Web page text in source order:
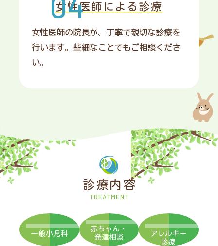
女性医師による診療
女性医師の院長が、丁寧で親切な診療を
行います。些細なことでもご相談くださ
い。
診療内容
一般小児科
赤ちゃん・
発達相談
アレルギー
診療